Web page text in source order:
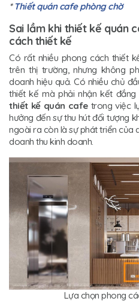
* Thiết quán cafe phòng chờ
Sai lầm khi thiết kế quán
cách thiết kế
Có rất nhiều phong cách thiết
trên thị trường, nhưng không
doanh hiệu quả. Có nhiều chủ
thiết kế mà phải nhận kết đắng
thiết kế quán cafetrong việc
hưởng đến sự thu hút đối tượng
ngoài ra còn là sự phát triển của
doanh thu kinh doanh.
Lựa chọn phong